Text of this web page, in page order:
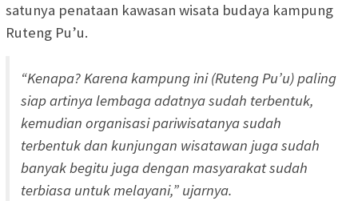
satunya penataan kawasan wisata budaya kampung
Ruteng Pu’u.
“Kenapa? Karena kampung ini (Ruteng Pu’u) paling
siap artinya lembaga adatnya sudah terbentuk,
kemudian organisasi pariwisatanya sudah
terbentuk dan kunjungan wisatawan juga sudah
banyak begitu juga dengan masyarakat sudah
terbiasa untuk melayani,” ujarnya.